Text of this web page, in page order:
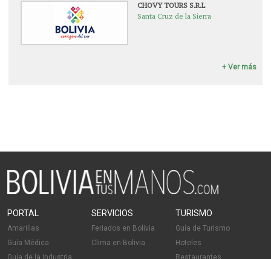
CHOVY TOURS S.R.L
Santa Cruz de la Sierra
+ Ver más
PORTAL
Amarillas
Guía Médica
Guía de la Industria
SERVICIOS
Feriados en Bolivia
Clima en Bolivia
TURISMO
Guía de Turismo
Hoteles
Restaurantes